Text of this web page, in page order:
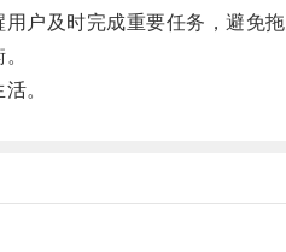
及时完成重要任务，避免拖
。